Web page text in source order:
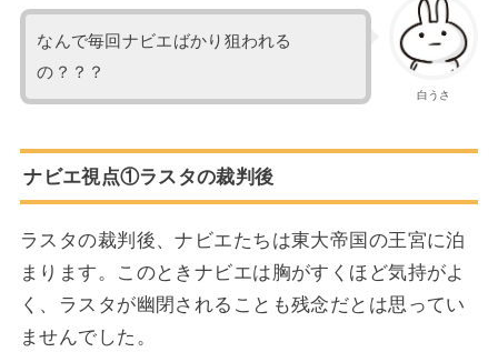
白うさ
なんで毎回ナビエばかり狙われる
の？？？
ナビエ視点①ラスタの裁判後
ラスタの裁判後、ナビエたちは東大帝国の王宮に泊
まります。このときナビエは胸がすくほど気持がよ
く、ラスタが幽閉されることも残念だとは思ってい
ませんでした。